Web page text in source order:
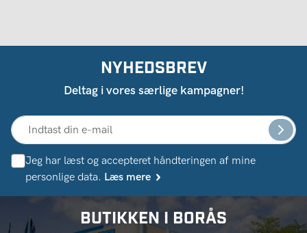
NYHEDSBREV
Deltag i vores særlige kampagner!
Jeg har læst og accepteret håndteringen af ​​mine
personlige data. Læs mere
BUTIKKEN I BORÅS